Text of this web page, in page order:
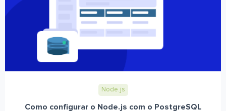
Node.js
Como configurar o Node.js com o PostgreSQL